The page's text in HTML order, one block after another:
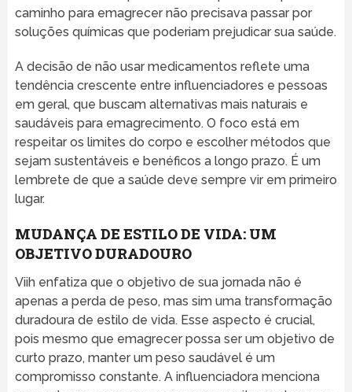
caminho para emagrecer não precisava passar por
soluções químicas que poderiam prejudicar sua saúde.
A decisão de não usar medicamentos reflete uma
tendência crescente entre influenciadores e pessoas
em geral, que buscam alternativas mais naturais e
saudáveis para emagrecimento. O foco está em
respeitar os limites do corpo e escolher métodos que
sejam sustentáveis e benéficos a longo prazo. É um
lembrete de que a saúde deve sempre vir em primeiro
lugar.
MUDANÇA DE ESTILO DE VIDA: UM
OBJETIVO DURADOURO
Viih enfatiza que o objetivo de sua jornada não é
apenas a perda de peso, mas sim uma transformação
duradoura de estilo de vida. Esse aspecto é crucial,
pois mesmo que emagrecer possa ser um objetivo de
curto prazo, manter um peso saudável é um
compromisso constante. A influenciadora menciona